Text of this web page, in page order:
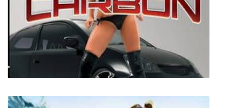
Armed with Wings: Rearmed